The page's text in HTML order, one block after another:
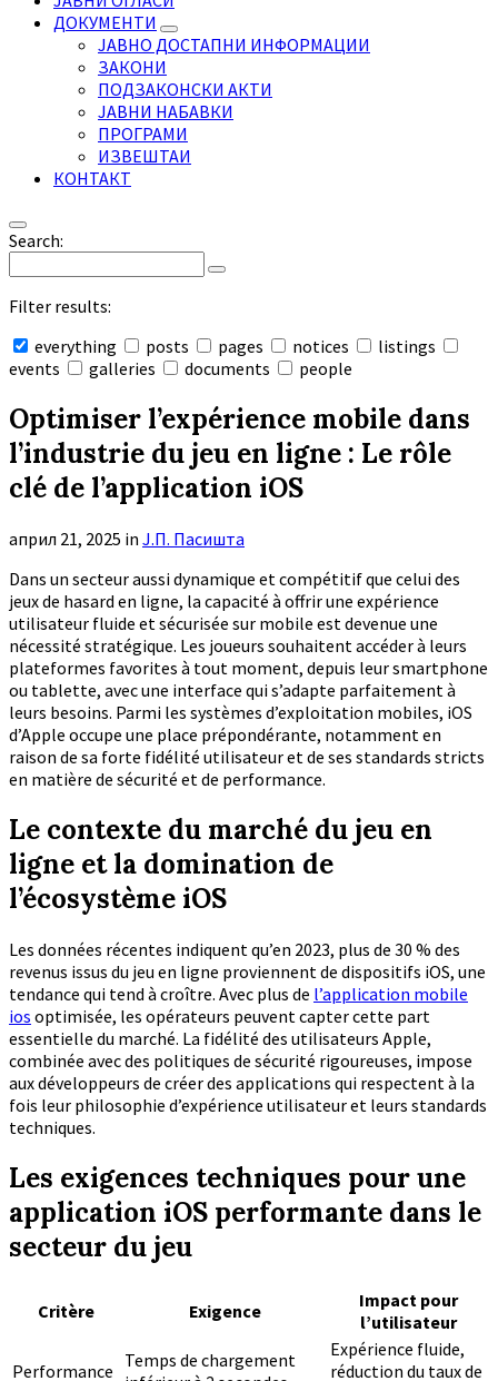
ДОКУМЕНТИ
ЈАВНО ДОСТАПНИ ИНФОРМАЦИИ
ЗАКОНИ
ПОДЗАКОНСКИ АКТИ
ЈАВНИ НАБАВКИ
ПРОГРАМИ
ИЗВЕШТАИ
КОНТАКТ
Search:
Filter results:
everything
posts pages notices
listings
events
galleries documents people
search
Optimiser l’expérience mobile dans
l’industrie du jeu en ligne : Le rôle
clé de l’application iOS
април 21, 2025 in Ј.П. Пасишта
Dans un secteur aussi dynamique et compétitif que celui des
jeux de hasard en ligne, la capacité à offrir une expérience
utilisateur fluide et sécurisée sur mobile est devenue une
nécessité stratégique. Les joueurs souhaitent accéder à leurs
plateformes favorites à tout moment, depuis leur smartphone
ou tablette, avec une interface qui s’adapte parfaitement à
leurs besoins. Parmi les systèmes d’exploitation mobiles, iOS
d’Apple occupe une place prépondérante, notamment en
raison de sa forte fidélité utilisateur et de ses standards stricts
en matière de sécurité et de performance.
Le contexte du marché du jeu en
ligne et la domination de
l’écosystème iOS
Les données récentes indiquent qu’en 2023, plus de 30 % des
revenus issus du jeu en ligne proviennent de dispositifs iOS, une
tendance qui tend à croître. Avec plus de l’application mobile
ios optimisée, les opérateurs peuvent capter cette part
essentielle du marché. La fidélité des utilisateurs Apple,
combinée avec des politiques de sécurité rigoureuses, impose
aux développeurs de créer des applications qui respectent à la
fois leur philosophie d’expérience utilisateur et leurs standards
techniques.
Les exigences techniques pour une
application iOS performante dans le
secteur du jeu
Critère Exigence
Impact pour
l’utilisateur
Performance Temps de chargement
Expérience fluide,
réduction du taux de